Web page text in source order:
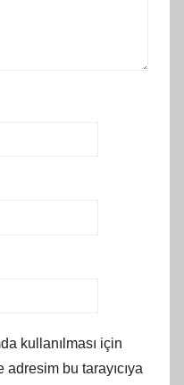
kullanılması için
bu tarayıcıya